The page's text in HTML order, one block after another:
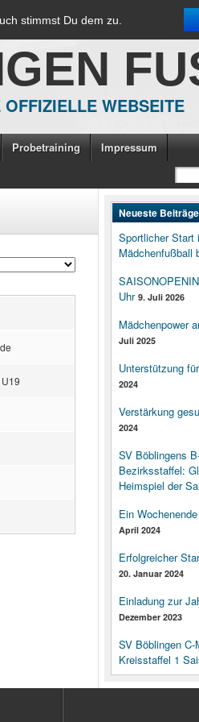
stimmst Du dem zu.
WEBSEITE
Probetraining Impressum
Neueste Beiträge
Sportlicher Start
Mädchenfußball
Uhr 9. Juli 2026
Mädchenpower
Juli 2025
Unterstützung
2024
Verstärkung
2024
SV Böblingens
Bezirksstaffel:
Heimspiel der
Ein
April 2024
Erfolgreicher
20. Januar 2024
Einladung zur
Dezember 2023
SV Böblingen
Kreisstaffel 1